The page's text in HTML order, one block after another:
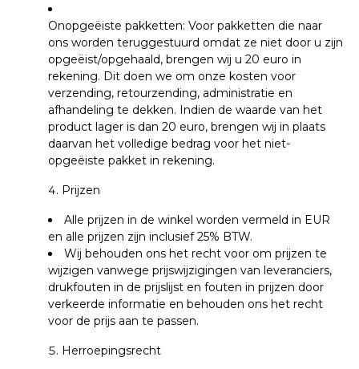
Onopgeëiste pakketten: Voor pakketten die naar
ons worden teruggestuurd omdat ze niet door u zijn
opgeëist/opgehaald, brengen wij u 20 euro in
rekening. Dit doen we om onze kosten voor
verzending, retourzending, administratie en
afhandeling te dekken. Indien de waarde van het
product lager is dan 20 euro, brengen wij in plaats
daarvan het volledige bedrag voor het niet-
opgeëiste pakket in rekening.
Prijzen
Alle prijzen in de winkel worden vermeld in EUR
en alle prijzen zijn inclusief 25% BTW.
Wij behouden ons het recht voor om prijzen te
wijzigen vanwege prijswijzigingen van leveranciers,
drukfouten in de prijslijst en fouten in prijzen door
verkeerde informatie en behouden ons het recht
voor de prijs aan te passen.
Herroepingsrecht